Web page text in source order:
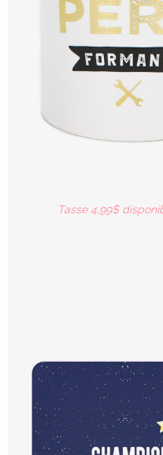
Tasse 4,99$